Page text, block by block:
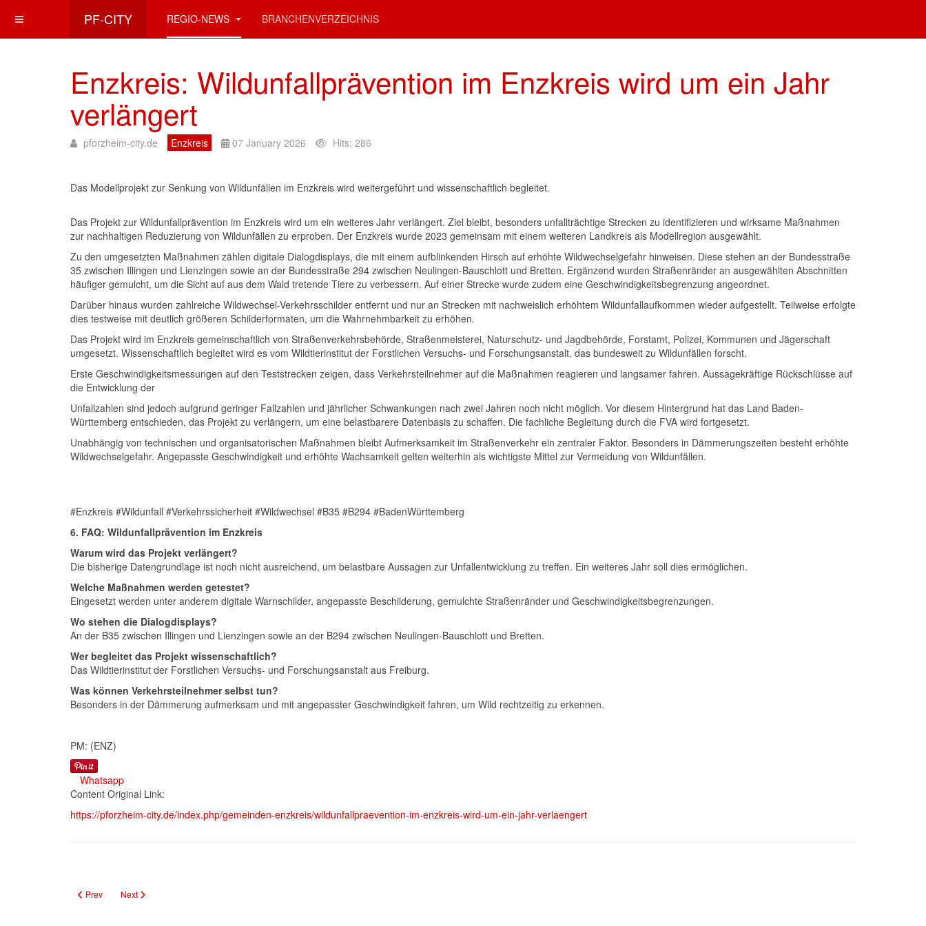
PF-CITY REGIO-NEWS BRANCHENVERZEICHNIS
Enzkreis: Wildunfallprävention im Enzkreis wird um ein Jahr
verlängert
pforzheim-city.de Enzkreis 07 January 2026 Hits: 286
Das Modellprojekt zur Senkung von Wildunfällen im Enzkreis wird weitergeführt und wissenschaftlich begleitet.
Das Projekt zur Wildunfallprävention im Enzkreis wird um ein weiteres Jahr verlängert. Ziel bleibt, besonders unfallträchtige Strecken zu identifizieren und wirksame Maßnahmen
zur nachhaltigen Reduzierung von Wildunfällen zu erproben. Der Enzkreis wurde 2023 gemeinsam mit einem weiteren Landkreis als Modellregion ausgewählt.
Zu den umgesetzten Maßnahmen zählen digitale Dialogdisplays, die mit einem aufblinkenden Hirsch auf erhöhte Wildwechselgefahr hinweisen. Diese stehen an der Bundesstraße
35 zwischen Illingen und Lienzingen sowie an der Bundesstraße 294 zwischen Neulingen-Bauschlott und Bretten. Ergänzend wurden Straßenränder an ausgewählten Abschnitten
häufiger gemulcht, um die Sicht auf aus dem Wald tretende Tiere zu verbessern. Auf einer Strecke wurde zudem eine Geschwindigkeitsbegrenzung angeordnet.
Darüber hinaus wurden zahlreiche Wildwechsel-Verkehrsschilder entfernt und nur an Strecken mit nachweislich erhöhtem Wildunfallaufkommen wieder aufgestellt. Teilweise erfolgte
dies testweise mit deutlich größeren Schilderformaten, um die Wahrnehmbarkeit zu erhöhen.
Das Projekt wird im Enzkreis gemeinschaftlich von Straßenverkehrsbehörde, Straßenmeisterei, Naturschutz- und Jagdbehörde, Forstamt, Polizei, Kommunen und Jägerschaft
umgesetzt. Wissenschaftlich begleitet wird es vom Wildtierinstitut der Forstlichen Versuchs- und Forschungsanstalt, das bundesweit zu Wildunfällen forscht.
Erste Geschwindigkeitsmessungen auf den Teststrecken zeigen, dass Verkehrsteilnehmer auf die Maßnahmen reagieren und langsamer fahren. Aussagekräftige Rückschlüsse auf
die Entwicklung der
Unfallzahlen sind jedoch aufgrund geringer Fallzahlen und jährlicher Schwankungen nach zwei Jahren noch nicht möglich. Vor diesem Hintergrund hat das Land Baden-
Württemberg entschieden, das Projekt zu verlängern, um eine belastbarere Datenbasis zu schaffen. Die fachliche Begleitung durch die FVA wird fortgesetzt.
Unabhängig von technischen und organisatorischen Maßnahmen bleibt Aufmerksamkeit im Straßenverkehr ein zentraler Faktor. Besonders in Dämmerungszeiten besteht erhöhte
Wildwechselgefahr. Angepasste Geschwindigkeit und erhöhte Wachsamkeit gelten weiterhin als wichtigste Mittel zur Vermeidung von Wildunfällen.
#Enzkreis #Wildunfall #Verkehrssicherheit #Wildwechsel #B35 #B294 #BadenWürttemberg
6. FAQ: Wildunfallprävention im Enzkreis
Warum wird das Projekt verlängert?
Die bisherige Datengrundlage ist noch nicht ausreichend, um belastbare Aussagen zur Unfallentwicklung zu treffen. Ein weiteres Jahr soll dies ermöglichen.
Welche Maßnahmen werden getestet?
Eingesetzt werden unter anderem digitale Warnschilder, angepasste Beschilderung, gemulchte Straßenränder und Geschwindigkeitsbegrenzungen.
Wo stehen die Dialogdisplays?
An der B35 zwischen Illingen und Lienzingen sowie an der B294 zwischen Neulingen-Bauschlott und Bretten.
Wer begleitet das Projekt wissenschaftlich?
Das Wildtierinstitut der Forstlichen Versuchs- und Forschungsanstalt aus Freiburg.
Was können Verkehrsteilnehmer selbst tun?
Besonders in der Dämmerung aufmerksam und mit angepasster Geschwindigkeit fahren, um Wild rechtzeitig zu erkennen.
PM: (ENZ)
Whatsapp
Content Original Link:
https://pforzheim-city.de/index.php/gemeinden-enzkreis/wildunfallpraevention-im-enzkreis-wird-um-ein-jahr-verlaengert
Previous article: Berufliche Schule Mühlacker als Zentrum für digitale Kompetenz ausgezeichnet
Prev Next article: Singnachmittag „Einfach nur singen“ am 15. Januar in Mühlacker
Next